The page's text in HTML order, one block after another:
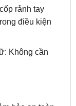
Không cần